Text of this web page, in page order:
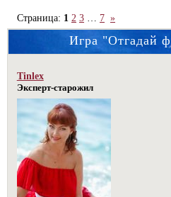
Игра "Отгадай
Страница: 1 2 3 7 »
Tinlex
Эксперт-старожил